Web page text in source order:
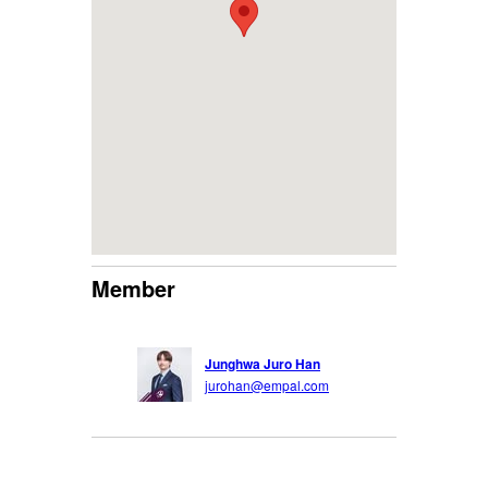
Member
Junghwa Juro Han
jurohan@empal.com